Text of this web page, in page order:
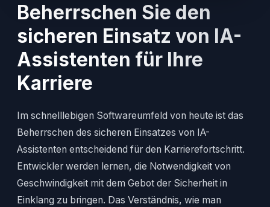
Beherrschen Sie den
sicheren Einsatz von IA-
Assistenten für Ihre
Karriere
Im schnelllebigen Softwareumfeld von heute ist das
Beherrschen des sicheren Einsatzes von IA-
Assistenten entscheidend für den Karrierefortschritt.
Entwickler werden lernen, die Notwendigkeit von
Geschwindigkeit mit dem Gebot der Sicherheit in
Einklang zu bringen. Das Verständnis, wie man